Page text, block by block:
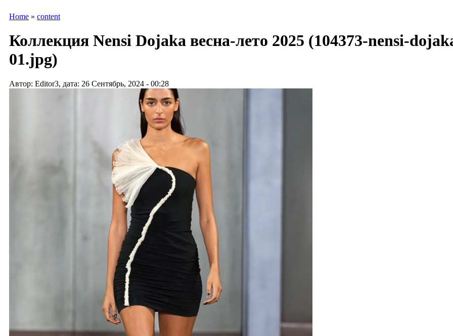
Home » content
Коллекция Nensi Dojaka весна-лето 2025 (104373-nensi-
01.jpg)
Автор: Editor3, дата: 26 Сентябрь, 2024 - 00:28